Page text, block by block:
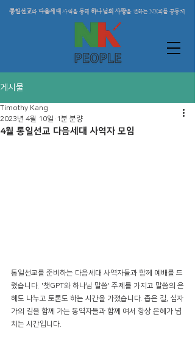
통일선교와 다음세대 사역을 통해 하나님의 사랑을 전하는 NK피플 공동체
게시물
4월 통일선교 다음세대 사역자 모임
Timothy Kang
2023년 4월 10일 1분 분량
통일선교를 준비하는 다음세대 사역자들과 함께 예배를 드
렸습니다. '챗GPT와 하나님 말씀' 주제를 가지고 말씀의 은
혜도 나누고 토론도 하는 시간을 가졌습니다. 좁은 길, 십자
가의 길을 함께 가는 동역자들과 함께 여서 항상 은혜가 넘
치는 시간입니다.